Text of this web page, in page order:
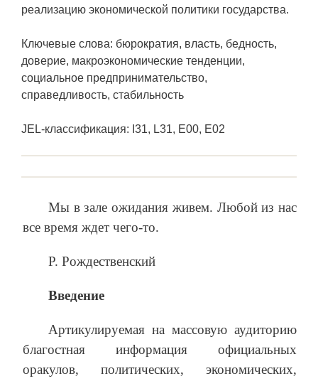
реализацию экономической политики государства.
Ключевые слова: бюрократия, власть, бедность,
доверие, макроэкономические тенденции,
социальное предпринимательство,
справедливость, стабильность
JEL-классификация: I31, L31, E00, E02
Мы в зале ожидания живем. Любой из нас
все время ждет чего-то.
Р. Рождественский
Введение
Артикулируемая на массовую аудиторию
благостная информация официальных
оракулов, политических, экономических,